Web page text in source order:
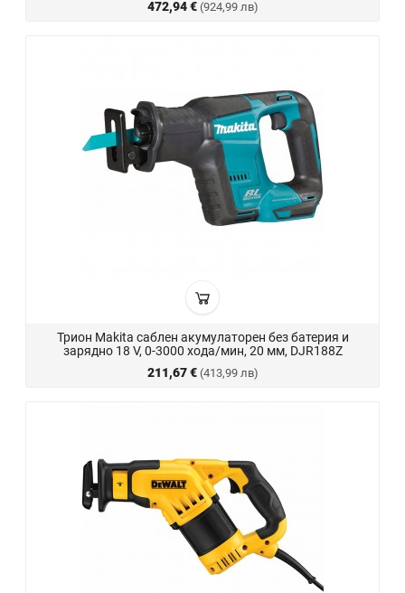
472,94 € (924,99 лв)
Трион Makita саблен акумулаторен без батерия и
зарядно 18 V, 0-3000 хода/мин, 20 мм, DJR188Z
211,67 € (413,99 лв)